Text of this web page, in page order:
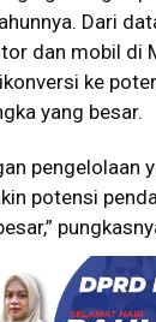
Dari
dan mobil di
ke
yang besar.
pengelolaan
potensi